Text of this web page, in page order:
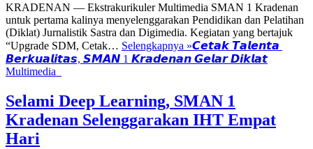
KRADENAN — Ekstrakurikuler Multimedia SMAN 1 Kradenan
untuk pertama kalinya menyelenggarakan Pendidikan dan Pelatihan
(Diklat) Jurnalistik Sastra dan Digimedia. Kegiatan yang bertajuk
“Upgrade SDM, Cetak… Selengkapnya »𝘾𝙚𝙩𝙖𝙠 𝙏𝙖𝙡𝙚𝙣𝙩𝙖
𝘽𝙚𝙧𝙠𝙪𝙖𝙡𝙞𝙩𝙖𝙨, 𝙎𝙈𝘼𝙉 1 𝙆𝙧𝙖𝙙𝙚𝙣𝙖𝙣 𝙂𝙚𝙡𝙖𝙧 𝘿𝙞𝙠𝙡𝙖𝙩
Multimedia
Selami Deep Learning, SMAN 1
Kradenan Selenggarakan IHT Empat
Hari